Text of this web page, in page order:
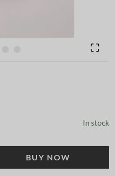
In stock
BUY NOW